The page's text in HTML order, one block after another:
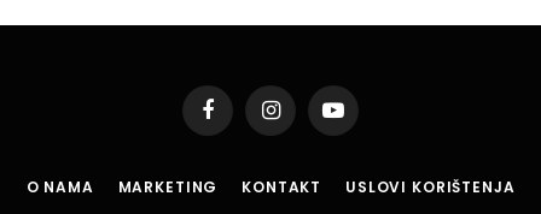
FacebookInstagramYouTube
O NAMA MARKETING KONTAKT USLOVI KORIŠTENJA